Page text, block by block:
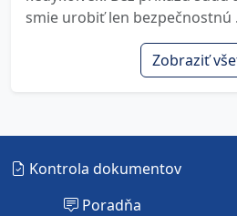
smie urobiť len bezpečnostnú
Zobraziť
Kontrola dokumentov
Poradňa